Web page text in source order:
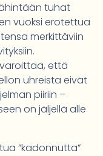
tuhat
vuoksi erotettua
merkittäviin
varoittaa, että
uhreista eivät
piiriin –
on jäljellä alle
”kadonnutta”